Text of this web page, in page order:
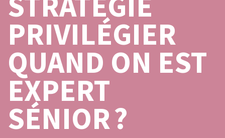
PRIVILÉGIER
QUAND ON EST
EXPERT
SÉNIOR ?